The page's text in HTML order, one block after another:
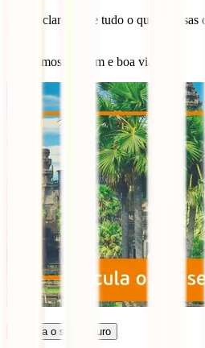
Já está claro sobre tudo o que precisas
Esperemos que sim e boa viagem!
Calcula o seu seguro